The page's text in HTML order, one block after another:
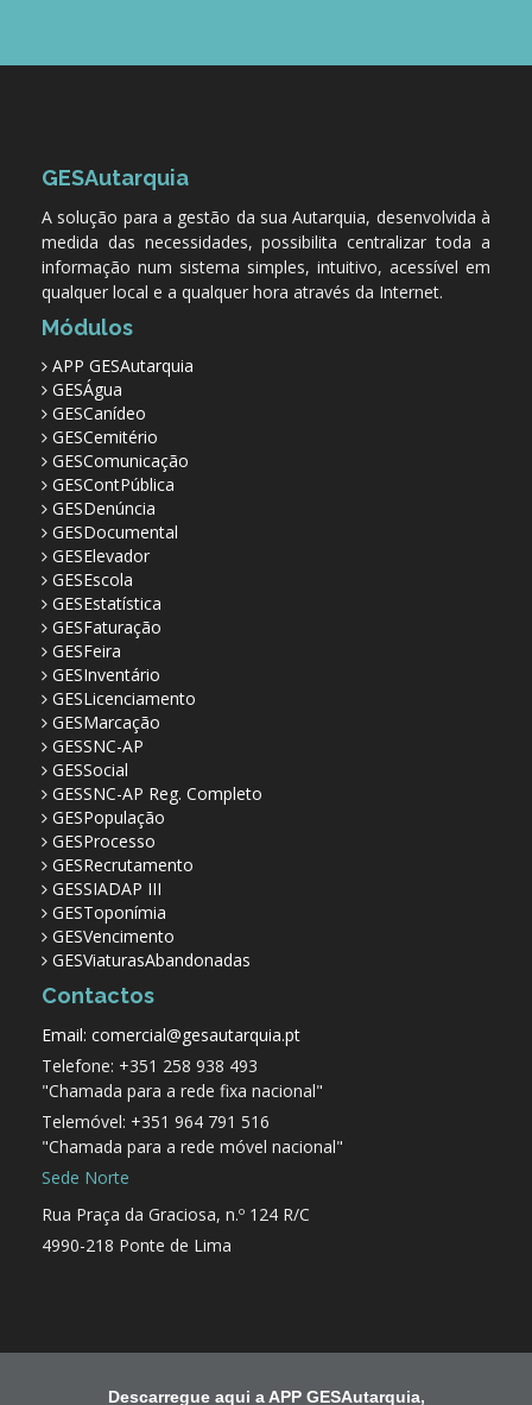
GESAutarquia
A solução para a gestão da sua Autarquia, desenvolvida à
medida das necessidades, possibilita centralizar toda a
informação num sistema simples, intuitivo, acessível em
qualquer local e a qualquer hora através da Internet.
Módulos
APP GESAutarquia
GESÁgua
GESCanídeo
GESCemitério
GESComunicação
GESContPública
GESDenúncia
GESDocumental
GESElevador
GESEscola
GESEstatística
GESFaturação
GESFeira
GESInventário
GESLicenciamento
GESMarcação
GESSNC-AP
GESSocial
GESSNC-AP Reg. Completo
GESPopulação
GESProcesso
GESRecrutamento
GESSIADAP III
GESToponímia
GESVencimento
GESViaturasAbandonadas
Contactos
Email: comercial@gesautarquia.pt
Telefone: +351 258 938 493
"Chamada para a rede fixa nacional"
Telemóvel: +351 964 791 516
"Chamada para a rede móvel nacional"
Sede Norte
Rua Praça da Graciosa, n.º 124 R/C
4990-218 Ponte de Lima
Descarregue aqui a APP GESAutarquia,